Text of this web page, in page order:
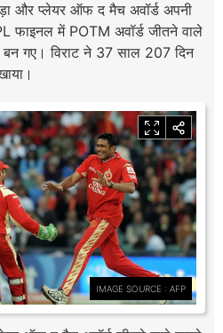
और प्लेयर ऑफ द मैच अवॉर्ड अपनी
फाइनल में POTM अवॉर्ड जीतने वाले
गए। विराट ने 37 साल 207 दिन
IMAGE SOURCE : AFP